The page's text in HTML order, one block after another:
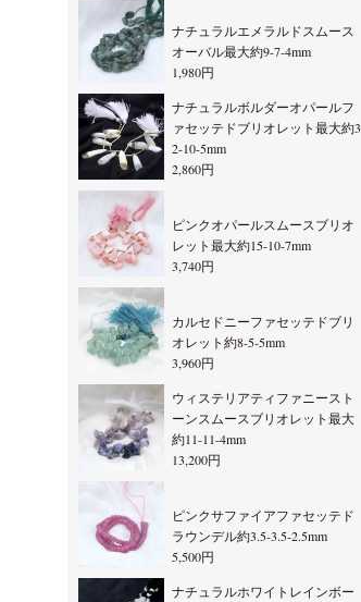
ナチュラルエメラルドスムース
オーバル最大約9-7-4mm
1,980円
ナチュラルボルダーオパールフ
ァセッテドブリオレット最大約3
2-10-5mm
2,860円
ピンクオパールスムースブリオ
レット最大約15-10-7mm
3,740円
カルセドニーファセッテドブリ
オレット約8-5-5mm
3,960円
ウィステリアティファニースト
ーンスムースブリオレット最大
約11-11-4mm
13,200円
ピンクサファイアファセッテド
ラウンデル約3.5-3.5-2.5mm
5,500円
ナチュラルホワイトレインボー